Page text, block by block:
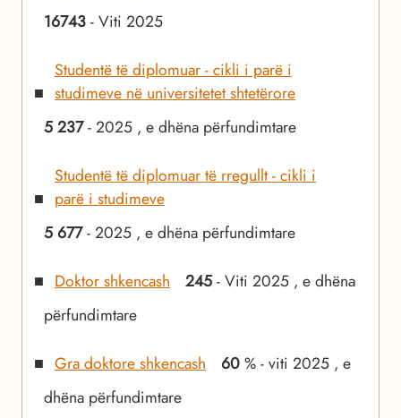
16743- Viti 2025
Studentë të diplomuar - cikli i parë i
studimeve në universitetet shtetërore
5 237- 2025 , e dhëna përfundimtare
Studentë të diplomuar të rregullt - cikli i
parë i studimeve
5 677- 2025 , e dhëna përfundimtare
Doktor shkencash 245- Viti 2025 , e dhëna
përfundimtare
Gra doktore shkencash 60% - viti 2025 , e
dhëna përfundimtare